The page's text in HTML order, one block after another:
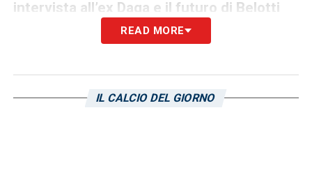
intervista all’ex Daga e il futuro di Belotti
Lovisa, giovane dirigente protagonista di
alla struttura del club sardo. Sullo sfondo
READ MORE
IL CALCIO DEL GIORNO